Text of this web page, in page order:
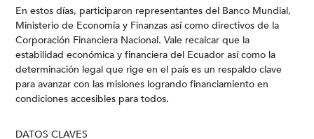
En estos días, participaron representantes del Banco Mundial,
Ministerio de Economía y Finanzas así como directivos de la
Corporación Financiera Nacional. Vale recalcar que la
estabilidad económica y financiera del Ecuador así como la
determinación legal que rige en el país es un respaldo clave
para avanzar con las misiones logrando financiamiento en
condiciones accesibles para todos.
DATOS CLAVES